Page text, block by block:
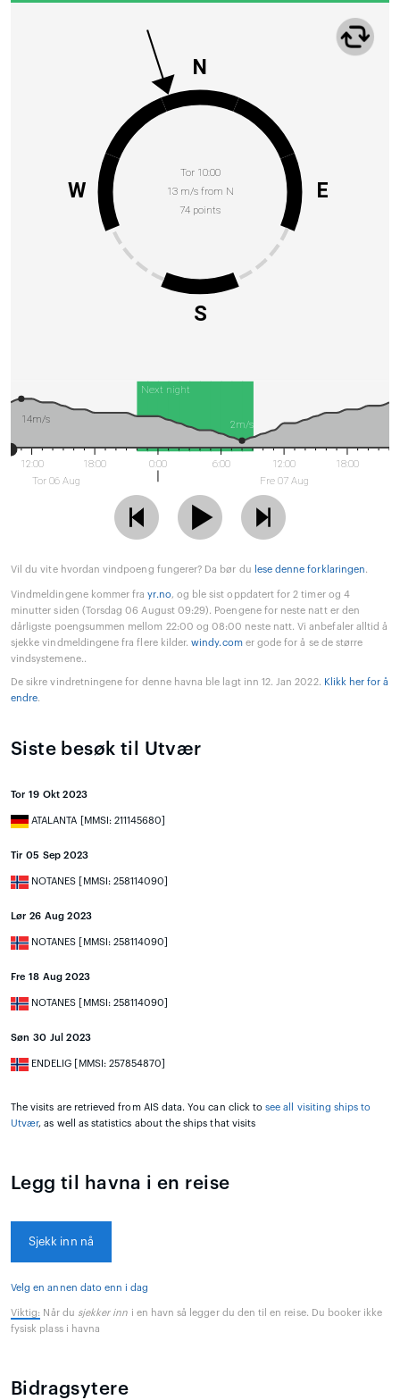
Tor 10:00
13 m/s from N
74 points
N
E
S
W
Next night
12:00
Tor 06 Aug
18:00 0:00 6:00
12:00
Fre 07 Aug
18:00
14m/s 2m/s
Vil du vite hvordan vindpoeng fungerer? Da bør du lese denne forklaringen.
Vindmeldingene kommer frayr.no, og ble sist oppdatert for 2 timer og 4
minutter siden (Torsdag 06 August 09:29). Poengene for neste natt er den
dårligste poengsummen mellom 22:00 og 08:00 neste natt. Vi anbefaler alltid å
sjekke vindmeldingene fra flere kilder.windy.comer gode for å se de større
vindsystemene..
De sikre vindretningene for denne havna ble lagt inn 12. Jan 2022. Klikk her for å
endre.
Siste besøk til Utvær
Tor 19 Okt 2023
ATALANTA [MMSI: 211145680]
Tir 05 Sep 2023
NOTANES [MMSI: 258114090]
Lør 26 Aug 2023
NOTANES [MMSI: 258114090]
Fre 18 Aug 2023
NOTANES [MMSI: 258114090]
Søn 30 Jul 2023
ENDELIG [MMSI: 257854870]
The visits are retrieved from AIS data. You can click tosee all visiting ships to
Utvær, as well as statistics about the ships that visits
Legg til havna i en reise
Sjekk inn nå
Velg en annen dato enn i dag
Viktig: Når du sjekker inn i en havn så legger du den til en reise. Du booker ikke
fysisk plass i havna
Bidragsytere